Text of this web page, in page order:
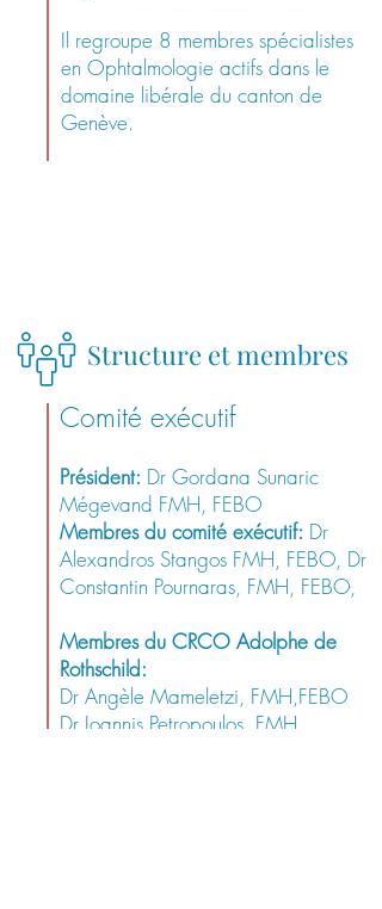
Il regroupe 8 membres spécialistes
en Ophtalmologie actifs dans le
domaine libérale du canton de
Genève.
Structure et membres
Comité exécutif
Président: Dr Gordana Sunaric
Mégevand FMH, FEBO
Membres du comité exécutif: Dr
Alexandros Stangos FMH, FEBO, Dr
Constantin Pournaras, FMH, FEBO,
Membres du CRCO Adolphe de
Rothschild:
Dr Angèle Mameletzi, FMH,FEBO
Dr Ioannis Petropoulos, FMH